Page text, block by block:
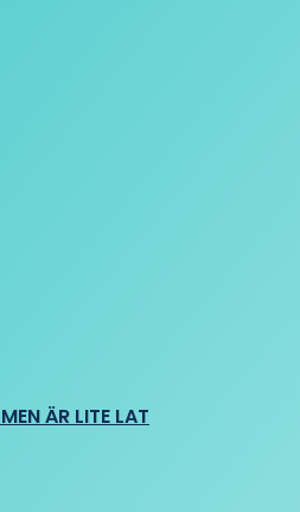
ÄR LITE LAT